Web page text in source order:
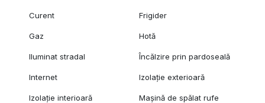
Curent Frigider
Gaz Hotă
Iluminat stradal Încălzire prin pardoseală
Internet Izolație exterioară
Izolație interioară Mașină de spălat rufe